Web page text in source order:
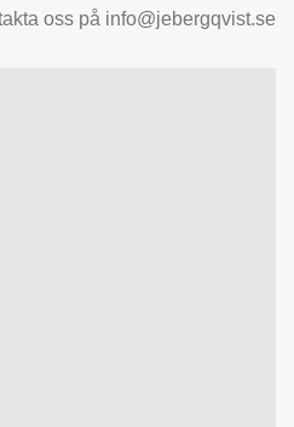
oss på info@jebergqvist.se